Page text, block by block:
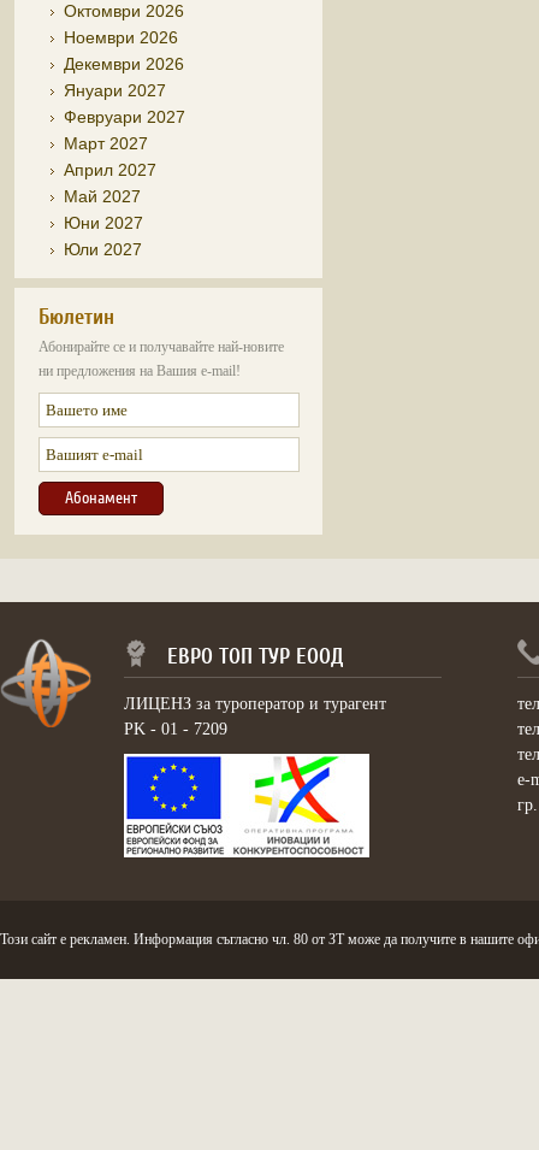
Октомври 2026
Ноември 2026
Декември 2026
Януари 2027
Февруари 2027
Март 2027
Април 2027
Май 2027
Юни 2027
Юли 2027
Бюлетин
Абонирайте се и получавайте най-новите
ни предложения на Вашия e-mail!
ЕВРО ТОП ТУР ЕООД
ЛИЦЕНЗ за туроператор и турагент
PK - 01 - 7209
e-
Този сайт е рекламен. Информация съгласно чл. 80 от ЗТ може да получите в нашите